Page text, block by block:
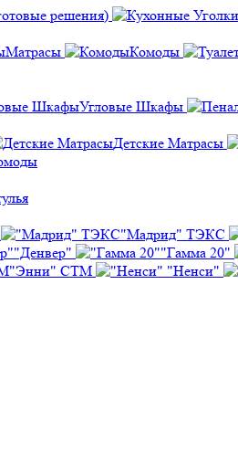
решения)
Матрасы Комоды
Угловые Шкафы
Детские Матрасы
"Мадрид" ТЭКС
"Денвер" "Гамма 20"
"Энни" СТМ "Ненси"